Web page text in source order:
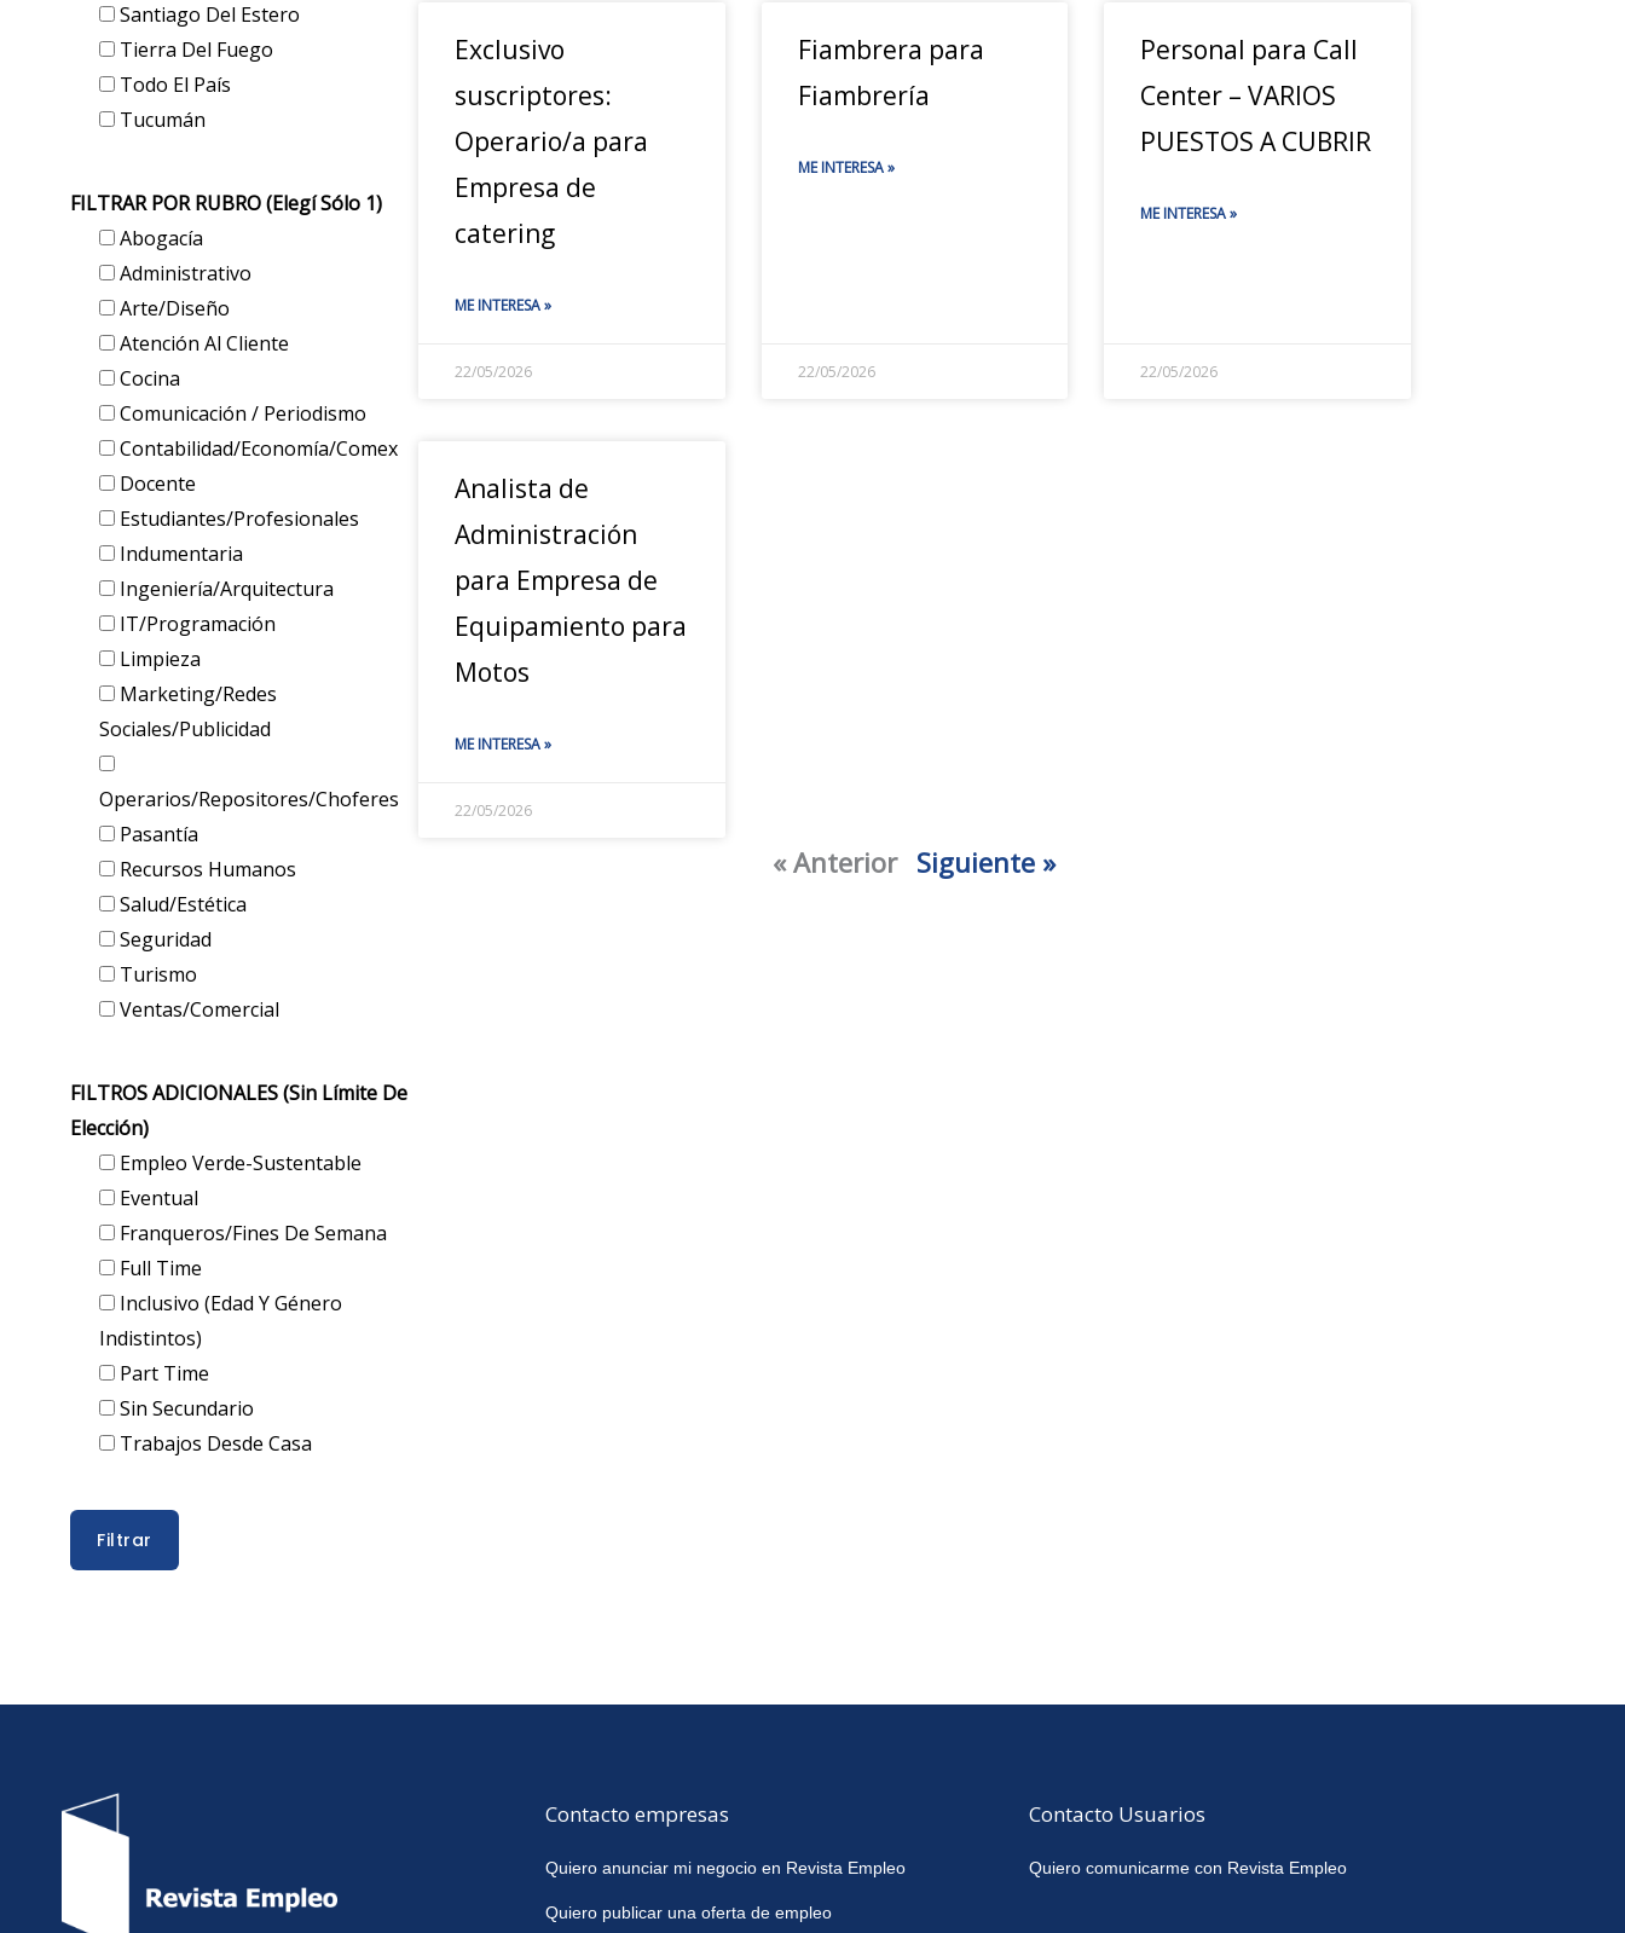
Santiago Del Estero
Tierra Del Fuego
Todo El País
Tucumán
FILTRAR POR RUBRO (elegí Sólo 1)
Abogacía
Administrativo
Arte/Diseño
Atención Al Cliente
Cocina
Comunicación / Periodismo
Contabilidad/Economía/Comex
Docente
Estudiantes/Profesionales
Indumentaria
Ingeniería/Arquitectura
IT/Programación
Limpieza
Marketing/Redes
Sociales/Publicidad
Operarios/Repositores/Choferes
Pasantía
Recursos Humanos
Salud/Estética
Seguridad
Turismo
Ventas/Comercial
FILTROS ADICIONALES (sin Límite De
Elección)
Empleo Verde-Sustentable
Eventual
Franqueros/Fines De Semana
Full Time
Inclusivo (edad Y Género
Indistintos)
Part Time
Sin Secundario
Trabajos Desde Casa
Exclusivo
suscriptores:
Operario/a para
Empresa de
catering
ME INTERESA »
22/05/2026
Fiambrera para
Fiambrería
ME INTERESA »
22/05/2026
Personal para Call
Center – VARIOS
PUESTOS A CUBRIR
ME INTERESA »
22/05/2026
Analista de
Administración
para Empresa de
Equipamiento para
Motos
ME INTERESA »
22/05/2026
« Anterior Siguiente »
Contacto empresas
Quiero anunciar mi negocio en Revista Empleo
Quiero publicar una oferta de empleo
Contacto Usuarios
Quiero comunicarme con Revista Empleo